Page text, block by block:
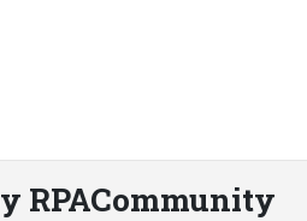
RPACommunity